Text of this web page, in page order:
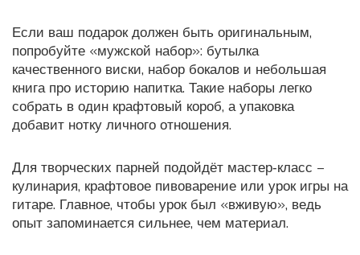
Если ваш подарок должен быть оригинальным,
попробуйте «мужской набор»: бутылка
качественного виски, набор бокалов и небольшая
книга про историю напитка. Такие наборы легко
собрать в один крафтовый короб, а упаковка
добавит нотку личного отношения.
Для творческих парней подойдёт мастер‑класс –
кулинария, крафтовое пивоварение или урок игры на
гитаре. Главное, чтобы урок был «вживую», ведь
опыт запоминается сильнее, чем материал.